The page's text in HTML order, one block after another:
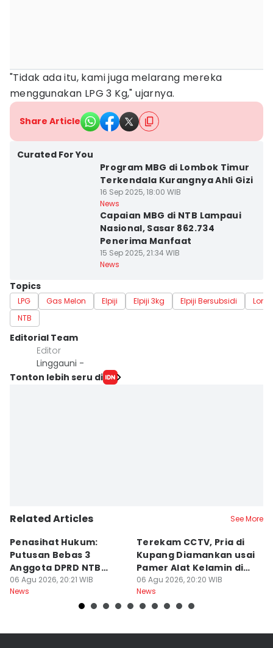
"Tidak ada itu, kami juga melarang mereka
menggunakan LPG 3 Kg," ujarnya.
Share Article
Curated For You
Program MBG di Lombok Timur
Terkendala Kurangnya Ahli Gizi
16 Sep 2025, 18:00 WIB
News
Capaian MBG di NTB Lampaui
Nasional, Sasar 862.734
Penerima Manfaat
15 Sep 2025, 21:34 WIB
News
Topics
LPG Gas Melon Elpiji Elpiji 3kg Elpiji Bersubsidi
NTB
Editorial Team
Editor
Linggauni -
Tonton lebih seru di
Related Articles See More
Penasihat Hukum:
Putusan Bebas 3
Anggota DPRD NTB
Bersifat Final
06 Agu 2026, 20:21 WIB
News
Terekam CCTV, Pria di
Kupang Diamankan usai
Pamer Alat Kelamin di
Kios
06 Agu 2026, 20:20 WIB
News